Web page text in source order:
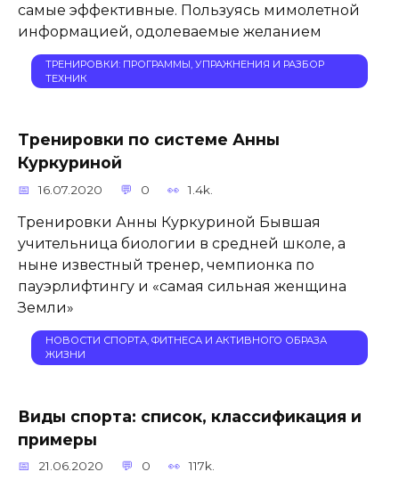
самые эффективные. Пользуясь мимолетной
информацией, одолеваемые желанием
ТРЕНИРОВКИ: ПРОГРАММЫ, УПРАЖНЕНИЯ И РАЗБОР
ТЕХНИК
Тренировки по системе Анны
Куркуриной
16.07.2020 0 1.4k.
Тренировки Анны Куркуриной Бывшая
учительница биологии в средней школе, а
ныне известный тренер, чемпионка по
пауэрлифтингу и «самая сильная женщина
Земли»
НОВОСТИ СПОРТА, ФИТНЕСА И АКТИВНОГО ОБРАЗА
ЖИЗНИ
Виды спорта: список, классификация и
примеры
21.06.2020 0 117k.